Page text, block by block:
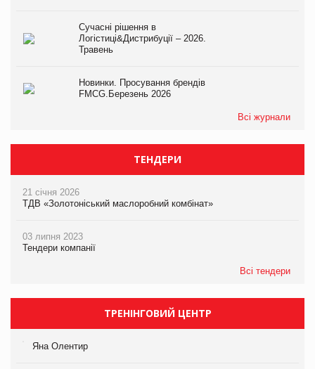
Сучасні рішення в
Логістиці&Дистрибуції – 2026.
Травень
Новинки. Просування брендів
FMCG.Березень 2026
Всі журнали
ТЕНДЕРИ
21 січня 2026
ТДВ «Золотоніський маслоробний комбінат»
03 липня 2023
Тендери компанії
Всі тендери
ТРЕНІНГОВИЙ ЦЕНТР
Яна Олентир